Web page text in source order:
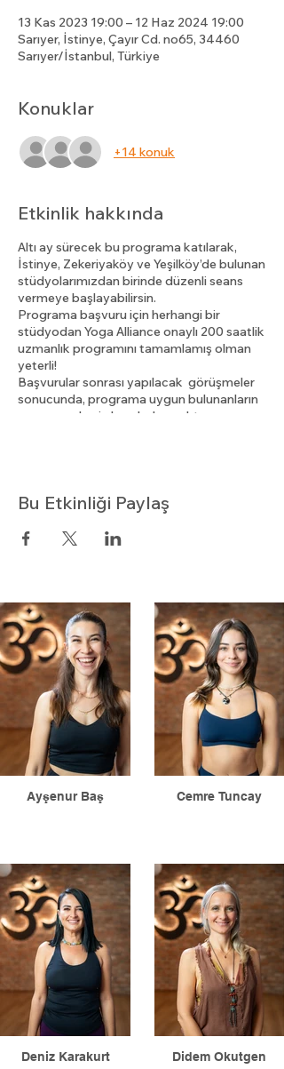
13 Kas 2023 19:00 – 12 Haz 2024 19:00
Sarıyer, İstinye, Çayır Cd. no65, 34460
Sarıyer/İstanbul, Türkiye
Konuklar
+14 konuk
Etkinlik hakkında
Altı ay sürecek bu programa katılarak,
İstinye, Zekeriyaköy ve Yeşilköy’de bulunan
stüdyolarımızdan birinde düzenli seans
vermeye başlayabilirsin.
Programa başvuru için herhangi bir
stüdyodan Yoga Alliance onaylı 200 saatlik
uzmanlık programını tamamlamış olman
yeterli!
Başvurular sonrası yapılacak görüşmeler
sonucunda, programa uygun bulunanların
programa kesin kaydı alınacaktır.
Yoga Yoga'nın Ustalık Yolu 300 Saat
programına dahildir.
vermek (24 saat).
Mentör tarafından, belli aralıklarla
yeni uzman seanlarına katılımlar
gerçekleşecek ve ardından seansın
geneline ilişkin ve uzmanlığı
geliştirmeye yönelik geribildirimle
uzman desteklenecek. (3 saat).
Nati Yoga seans programında yer
alan Yoga'ya Merhaba seanslarına
gözlemci olarak katılım (15 saat)
Nati Yoga programında yer alan
seanslara uygulayıcı olarak katılım(5
saat)
düzenlenecek ve bu toplantılara
katılım zorunludur. (3 saat)
Program Tarih Aralığı
Kasım 2023 - Haziran2024
Program Ücreti
5.300 TL
Bu Etkinliği Paylaş
Ayşenur Baş Cemre Tuncay
Deniz Karakurt Didem Okutgen